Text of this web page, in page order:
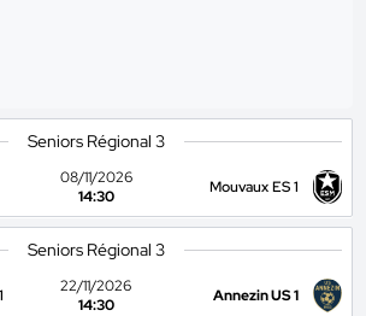
Seniors Régional 3
08/11/2026
14:30
Mouvaux ES 1
Seniors Régional 3
22/11/2026
14:30
Annezin US 1